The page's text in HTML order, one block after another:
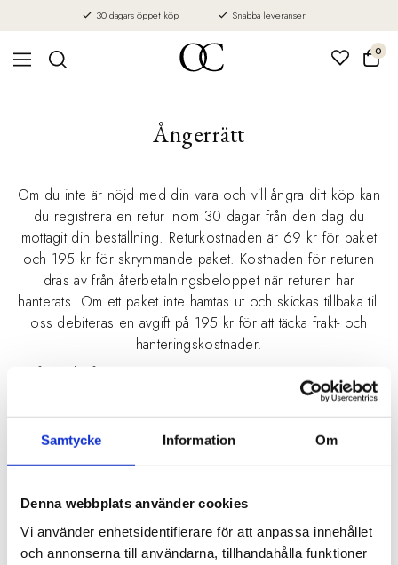
Samtycke Information Om
Denna webbplats använder cookies
Vi använder enhetsidentifierare för att anpassa innehållet
och annonserna till användarna, tillhandahålla funktioner
30 dagars öppet köp Snabba leveranser
0
Ångerrätt
Om du inte är nöjd med din vara och vill ångra ditt köp kan
du registrera en retur inom 30 dagar från den dag du
mottagit din beställning. Returkostnaden är 69 kr för paket
och 195 kr för skrymmande paket. Kostnaden för returen
dras av från återbetalningsbeloppet när returen har
hanterats. Om ett paket inte hämtas ut och skickas tillbaka till
oss debiteras en avgift på 195 kr för att täcka frakt- och
hanteringskostnader.
Ditt för- och efternamn:
E-postadress:*
Ordernummer/Avtalsnummer: